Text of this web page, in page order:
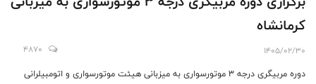
کرمانشاه
1405/02/30
4870
دوره مربیگری درجه ۳ موتورسواری به میزبانی هیئت موتورسواری و اتومبیلرانی